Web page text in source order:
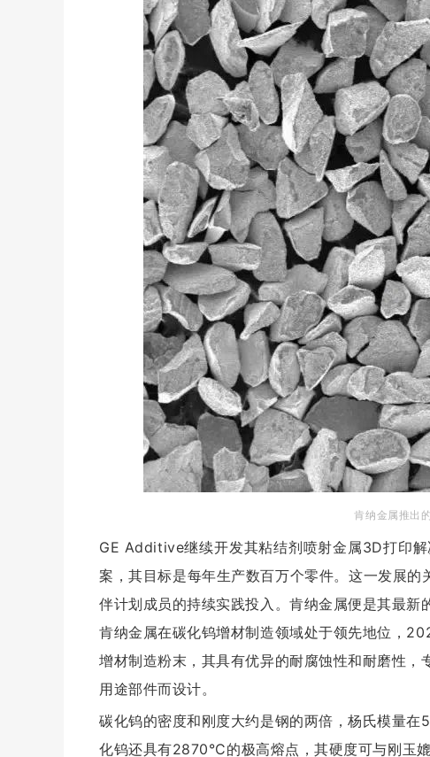
肯纳金属推出
GE Additive继续开发其粘结剂喷射金属3D打印
案，其目标是每年生产数百万个零件。 这一发展的
伴计划成员的持续实践投入。肯纳金属便是其最新
肯纳金属在碳化钨增材制造领域处于领先地位，
增材制造粉末，其具有优异的耐腐蚀性和耐磨性
用途部件而设计。
碳化钨的密度和刚度大约是钢的两倍，杨氏模量
化钨还具有2870°C的极高熔点，其硬度可与刚玉媲